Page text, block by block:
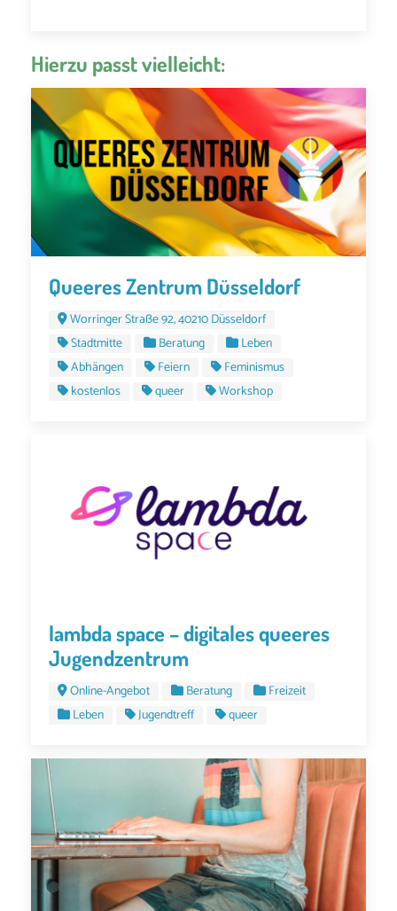
Hierzu passt vielleicht:
Queeres Zentrum Düsseldorf
Worringer Straße 92, 40210 Düsseldorf
Stadtmitte
Beratung
Leben
Abhängen
Feiern
Feminismus
kostenlos
queer Workshop
lambda space – digitales queeres
Jugendzentrum
Online-Angebot Beratung
Freizeit
Leben
Jugendtreff queer